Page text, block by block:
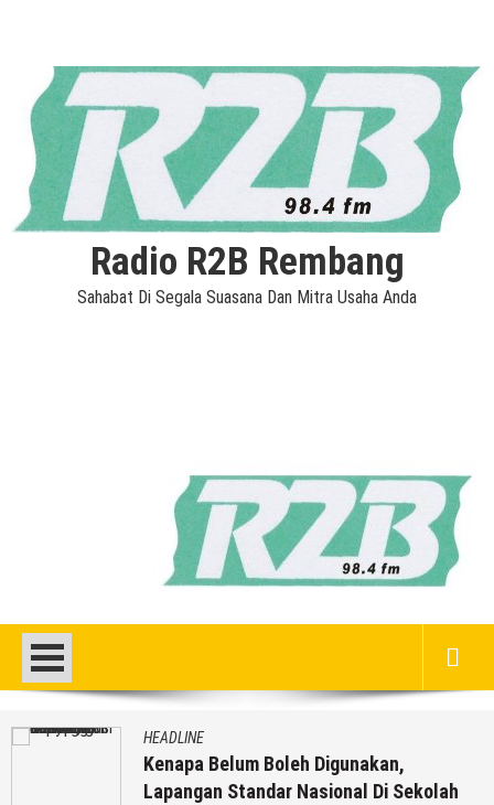
Radio R2B Rembang
Sahabat Di Segala Suasana Dan Mitra Usaha Anda
HEADLINE
Kenapa Belum Boleh Digunakan,
Lapangan Standar Nasional Di Sekolah